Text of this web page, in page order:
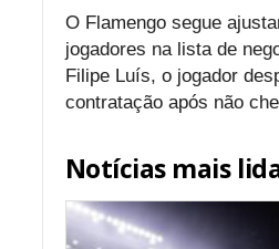
O Flamengo segue
jogadores na lista de
Filipe Luís, o jogador
contratação após não
Notícias mais